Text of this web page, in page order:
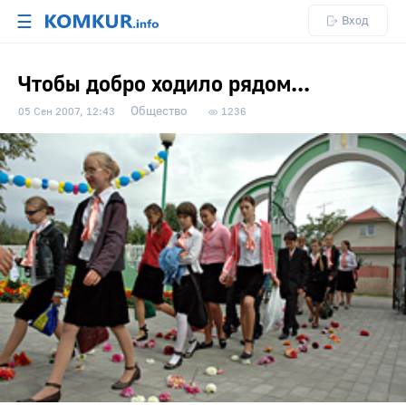
☰ Вход
Чтобы добро ходило рядом...
05 Сен 2007, 12:43 Общество 1236